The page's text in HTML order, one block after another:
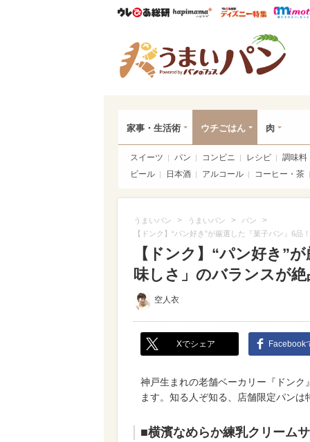
ウレぴあ総研ハピママ*
ウレぴ
家事・生活術 ウチごはん 肉
スイーツ パン コンビニ レシピ
調味料
ビール
日本酒 アルコール コーヒー・茶
うまいパン > うまいパン > パン >
【ドンク】“パン好き”が厳選した『菓子パン』6
【ドンク】“パン好き”
味しさ」のバランスが絶
空人衣
Xでシェア Facebook
神戸生まれの老舗ベーカリー『ドン
ます。知る人ぞ知る、店舗限定パンは
■横濱なめらか練乳クリーム